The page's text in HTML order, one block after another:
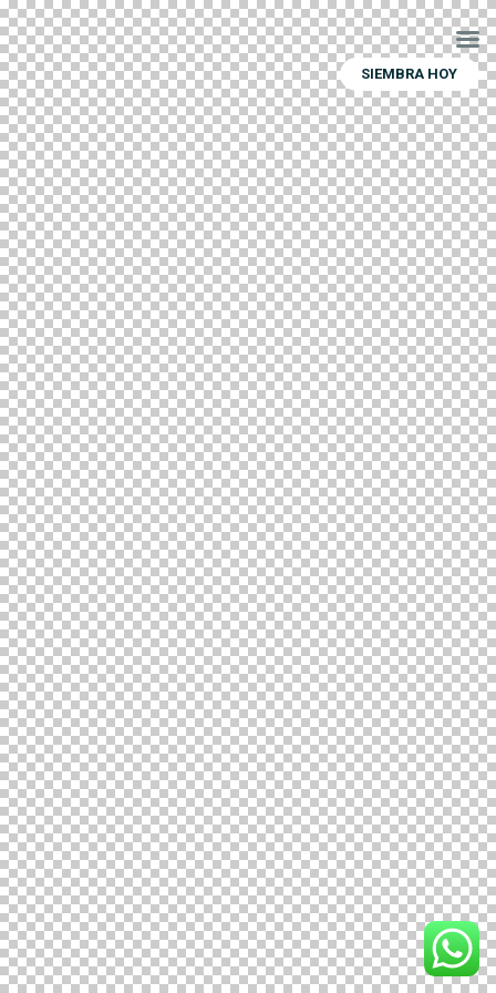
SIEMBRA HOY